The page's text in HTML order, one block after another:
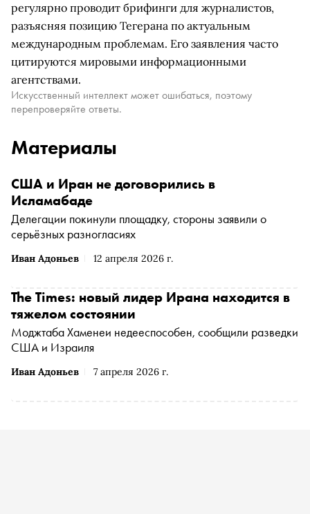
регулярно проводит брифинги для журналистов,
разъясняя позицию Тегерана по актуальным
международным проблемам. Его заявления часто
цитируются мировыми информационными
агентствами.
Искусственный интеллект может ошибаться, поэтому
перепроверяйте ответы.
Материалы
Иван Адоньев 12 апреля 2026 г.
США и Иран не договорились в
Исламабаде
Делегации покинули площадку, стороны заявили о
серьёзных разногласиях
Иван Адоньев 7 апреля 2026 г.
The Times: новый лидер Ирана находится в
тяжелом состоянии
Моджтаба Хаменеи недееспособен, сообщили разведки
США и Израиля